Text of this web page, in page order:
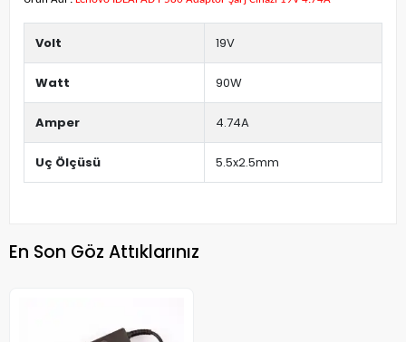
Volt 19V
Watt 90W
Amper 4.74A
Uç Ölçüsü 5.5x2.5mm
En Son Göz Attıklarınız